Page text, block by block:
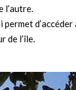
l’autre.
permet
de l’île.